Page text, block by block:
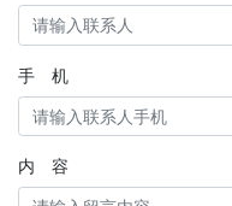
手 机
内 容